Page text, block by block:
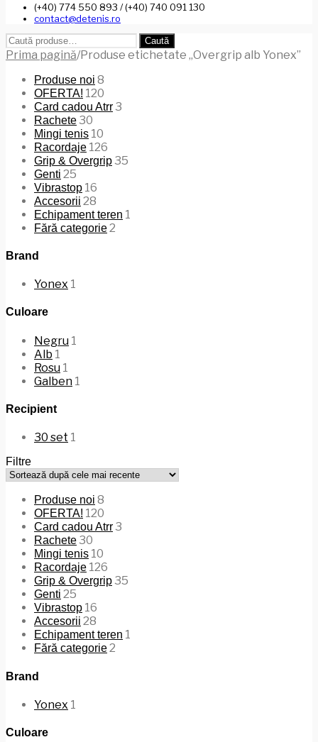
(+40) 774 550 893 / (+40) 740 091 130
contact@detenis.ro
Caută
după:
Caută
Prima pagină/Produse etichetate „Overgrip alb Yonex”
Produse noi 8
OFERTA! 120
Card cadou Atrr3
Rachete30
Mingi tenis 10
Racordaje 126
Grip & Overgrip35
Genti 25
Vibrastop 16
Accesorii 28
Echipament teren 1
Fără categorie2
Brand
Yonex 1
Culoare
Negru 1
Alb 1
Rosu 1
Galben 1
Recipient
30 set 1
Filtre
Produse noi 8
OFERTA! 120
Card cadou Atrr3
Rachete30
Mingi tenis 10
Racordaje 126
Grip & Overgrip35
Genti 25
Vibrastop 16
Accesorii 28
Echipament teren 1
Fără categorie2
Brand
Yonex 1
Culoare